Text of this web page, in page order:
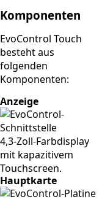
Komponenten
EvoControl Touch
besteht aus
folgenden
Komponenten:
Anzeige
4,3-Zoll-Farbdisplay
mit kapazitivem
Touchscreen.
Hauptkarte